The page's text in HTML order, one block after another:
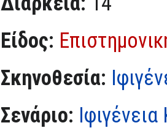
Είδος:
Σκηνοθεσία:
Σενάριο: